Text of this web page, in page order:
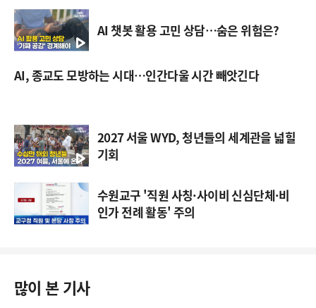
AI 챗봇 활용 고민 상담…숨은 위험은?
AI, 종교도 모방하는 시대…인간다울 시간 빼앗긴다
2027 서울 WYD, 청년들의 세계관을 넓힐
기회
수원교구 '직원 사칭·사이비 신심단체·비
인가 전례 활동' 주의
많이 본 기사